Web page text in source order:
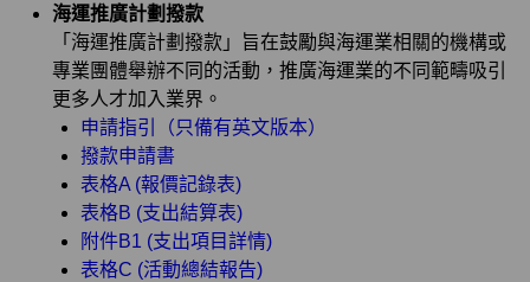
海運推廣計劃撥款
「海運推廣計劃撥款」旨在鼓勵與海運業相關的機構或
專業團體舉辦不同的活動，推廣海運業的不同範疇吸引
更多人才加入業界。
申請指引（只備有英文版本）
撥款申請書
表格A (報價記錄表)
表格B (支出結算表)
附件B1 (支出項目詳情)
表格C (活動總結報告)